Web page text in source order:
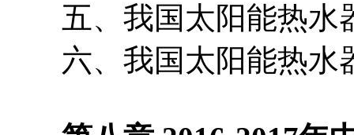
五、我国太阳能热水
六、我国太阳能热水